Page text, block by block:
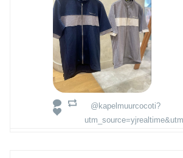
@kapelmuurcocoti?